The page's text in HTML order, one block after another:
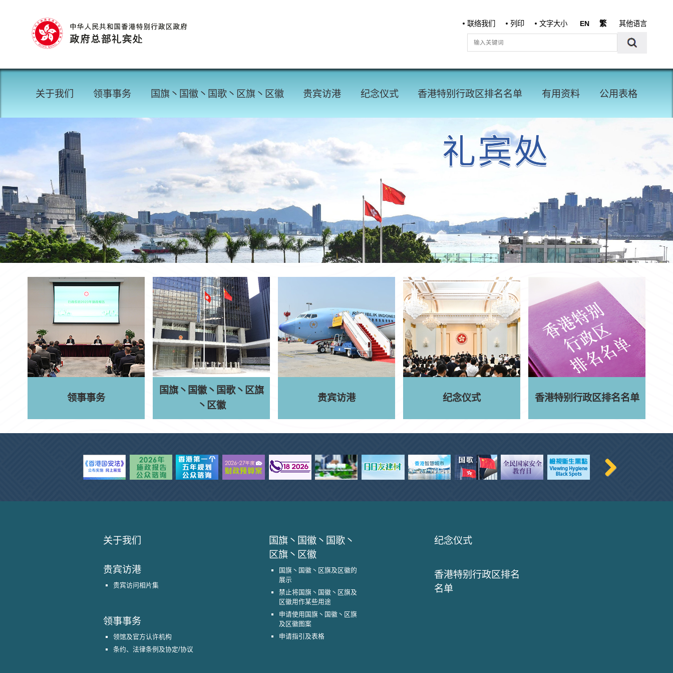
联络我们 列印 文字大小 EN 繁 其他语言
关于我们 领事事务 国旗丶国徽丶国歌丶区旗丶区徽 贵宾访港 纪念仪式 香港特别行政区排名名单 有用资料 公用表格
领事事务
国旗丶 国徽丶 国歌丶 区旗
丶 区徽
贵宾访港 纪念仪式 香港特别行政区排名名单
关于我们
贵宾访港
贵宾访问相片集
领事事务
领馆及官方认许机构
条约、法律条例及协定/协议
国旗丶国徽丶国歌丶
区旗丶区徽
国旗丶国徽丶区旗及区徽的
展示
禁止将国旗丶国徽丶区旗及
区徽用作某些用途
申请使用国旗丶国徽丶区旗
及区徽图案
申请指引及表格
纪念仪式
香港特别行政区排名
名单